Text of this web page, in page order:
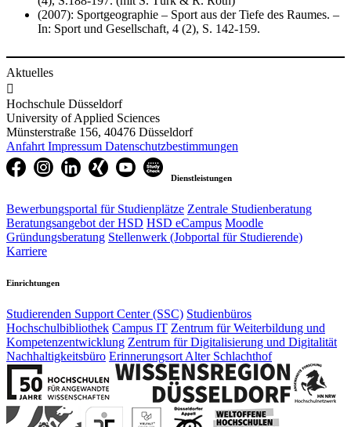
(2007): Sportgeographie – Sport aus der Tiefe des Raumes. –
In: Sport und Gesellschaft, 4 (2), S. 142-159. ​​
Aktuelles

Hochschule Düsseldorf
University of Applied Sciences
Münsterstraße 156, 40476 Düsseldorf
Anfahrt Impressum Datenschutzbestimmungen
Dienstleistungen
Bewerbungsportal für Studienplätze Zentrale Studienberatung
Beratungsangebot der HSD HSD eCampus Moodle
Gründungsberatung Stellenwerk (Jobportal für Studierende)
Karriere
Einrichtungen
Studierenden Support Center (SSC) Studienbüros
Hochschulbibliothek Campus IT Zentrum für Weiterbildung und
Kompetenzentwicklung Zentrum für Digitalisierung und Digitalität
Nachhaltigkeitsbüro Erinnerungsort Alter Schlachthof